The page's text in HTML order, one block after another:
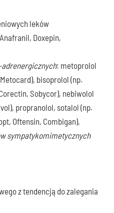
leków
Doxepin,
: metoprolol
bisoprolol (np.
Sobycor), nebiwolol
propranolol, sotalol (np.
Oftensin, Combigan),
sympatykomimetycznych
z tendencją do zalegania